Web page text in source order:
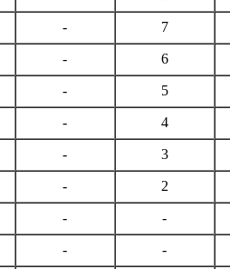
- 7
- 6
- 5
- 4
- 3
- 2
- -
- -